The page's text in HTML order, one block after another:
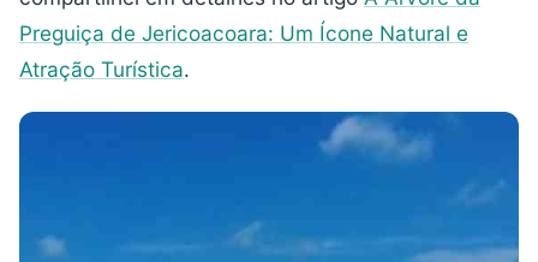
Preguiça de Jericoacoara: Um Ícone Natural e
Atração Turística.